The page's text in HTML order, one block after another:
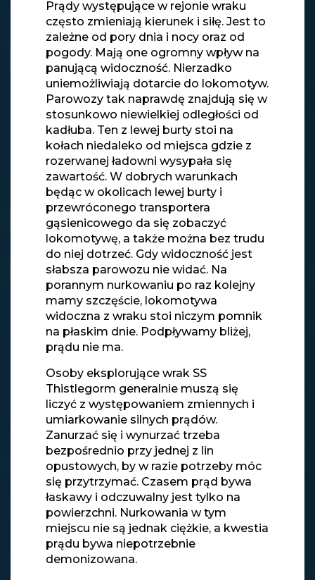
Prądy występujące w rejonie wraku
często zmieniają kierunek i siłę. Jest to
zależne od pory dnia i nocy oraz od
pogody. Mają one ogromny wpływ na
panującą widoczność. Nierzadko
uniemożliwiają dotarcie do lokomotyw.
Parowozy tak naprawdę znajdują się w
stosunkowo niewielkiej odległości od
kadłuba. Ten z lewej burty stoi na
kołach niedaleko od miejsca gdzie z
rozerwanej ładowni wysypała się
zawartość. W dobrych warunkach
będąc w okolicach lewej burty i
przewróconego transportera
gąsienicowego da się zobaczyć
lokomotywę, a także można bez trudu
do niej dotrzeć. Gdy widoczność jest
słabsza parowozu nie widać. Na
porannym nurkowaniu po raz kolejny
mamy szczęście, lokomotywa
widoczna z wraku stoi niczym pomnik
na płaskim dnie. Podpływamy bliżej,
prądu nie ma.
Osoby eksplorujące wrak SS
Thistlegorm generalnie muszą się
liczyć z występowaniem zmiennych i
umiarkowanie silnych prądów.
Zanurzać się i wynurzać trzeba
bezpośrednio przy jednej z lin
opustowych, by w razie potrzeby móc
się przytrzymać. Czasem prąd bywa
łaskawy i odczuwalny jest tylko na
powierzchni. Nurkowania w tym
miejscu nie są jednak ciężkie, a kwestia
prądu bywa niepotrzebnie
demonizowana.